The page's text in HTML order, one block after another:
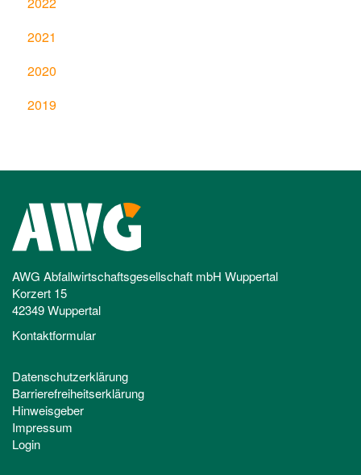
2021
2020
2019
AWG Abfallwirtschaftsgesellschaft mbH Wuppertal
Korzert 15
42349 Wuppertal
Kontaktformular
Datenschutzerklärung
Barrierefreiheitserklärung
Hinweisgeber
Impressum
Login